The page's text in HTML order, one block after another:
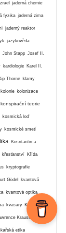
Izrael jaderná chemie
fyzika jaderná zima
jaderný reaktor
jazykověda
John Stapp Josef II.
kardiologie Karel II.
Thorne klamy
kolonie kolonizace
konspirační teorie
kosmická loď
kosmické smetí
Kosntantin a
křesťanství Křída
kryptografie
Gödel kvantová
kvantová optika
kvasary Kyros
Krauss
etika